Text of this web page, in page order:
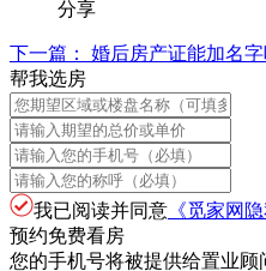
分享
下一篇：
婚后房产证能加名
帮我选房
我已阅读并同意 《觅家网
预约免费看房
您的手机号将被提供给置业